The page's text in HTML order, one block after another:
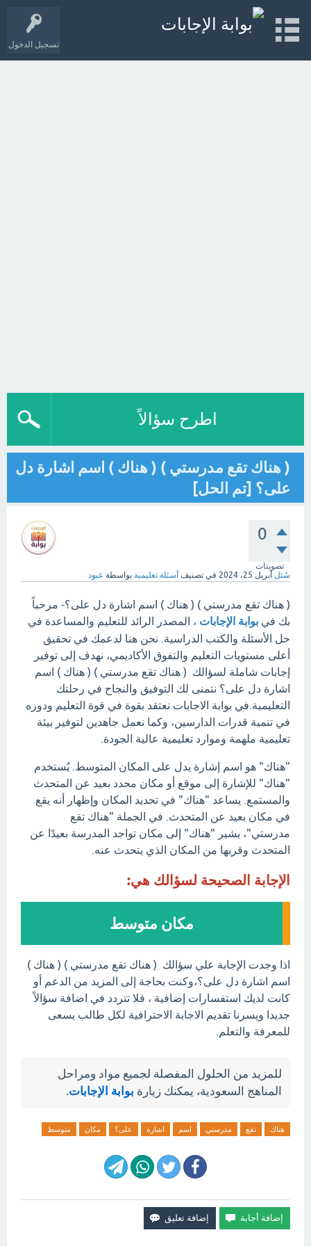
تسجيل الدخول
اطرح سؤالاً
( هناك تقع مدرستي ) ( هناك ) اسم اشارة دل
على؟ [تم الحل]
0
تصويتات
سُئل أبريل 25، 2024 في تصنيف أسئلة تعليمية بواسطة عبود
( هناك تقع مدرستي ) ( هناك ) اسم اشارة دل على؟- مرحباً
بك في بوابة الإجابات ، المصدر الرائد للتعليم والمساعدة في
حل الأسئلة والكتب الدراسية. نحن هنا لدعمك في تحقيق
أعلى مستويات التعليم والتفوق الأكاديمي، نهدف إلى توفير
إجابات شاملة لسؤالك ( هناك تقع مدرستي ) ( هناك ) اسم
اشارة دل على؟ نتمنى لك التوفيق والنجاح في رحلتك
التعليمية.في بوابة الاجابات نعتقد بقوة في قوة التعليم ودوره
في تنمية قدرات الدارسين، وكما نعمل جاهدين لتوفير بيئة
تعليمية ملهمة وموارد تعليمية عالية الجودة.
"هناك" هو اسم إشارة يدل على المكان المتوسط. يُستخدم
"هناك" للإشارة إلى موقع أو مكان محدد بعيد عن المتحدث
والمستمع. يساعد "هناك" في تحديد المكان وإظهار أنه يقع
في مكان بعيد عن المتحدث. في الجملة "هناك تقع
مدرستي"، يشير "هناك" إلى مكان تواجد المدرسة بعيدًا عن
المتحدث وقربها من المكان الذي يتحدث عنه.
الإجابة الصحيحة لسؤالك هي:
مكان متوسط
اذا وجدت الإجابة علي سؤالك ( هناك تقع مدرستي ) ( هناك )
اسم اشارة دل على؟،وكنت بحاجة إلى المزيد من الدعم أو
كانت لديك استفسارات إضافية ، فلا تتردد في اضافة سؤالاً
جديدا ويسرنا تقديم الاجابة الاحترافية لكل طالب يسعى
للمعرفة والتعلم.
للمزيد من الحلول المفصلة لجميع مواد ومراحل
المناهج السعودية، يمكنك زيارة بوابة الإجابات.
هناك تقع مدرستي اسم اشارة على؟ مكان متوسط